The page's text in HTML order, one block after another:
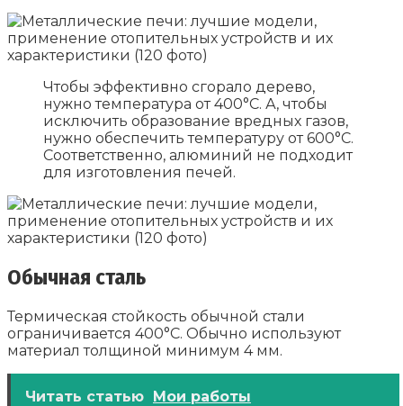
Чтобы эффективно сгорало дерево,
нужно температура от 400°С. А, чтобы
исключить образование вредных газов,
нужно обеспечить температуру от 600°С.
Соответственно, алюминий не подходит
для изготовления печей.
Обычная сталь
Термическая стойкость обычной стали
ограничивается 400°С. Обычно используют
материал толщиной минимум 4 мм.
Читать статью Мои работы